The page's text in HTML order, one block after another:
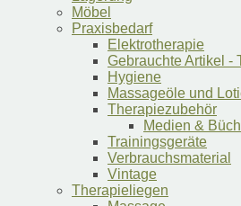
Möbel
Praxisbedarf
Elektrotherapie
Gebrauchte Artikel -
Hygiene
Massageöle und
Therapiezubehör
Medien &
Trainingsgeräte
Verbrauchsmaterial
Vintage
Therapieliegen